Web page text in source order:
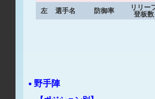
左 選手名 防御率
リリー
登板数
• 野手陣